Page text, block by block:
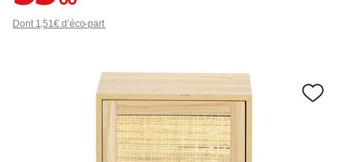
Dont 1,51€ d’éco-part